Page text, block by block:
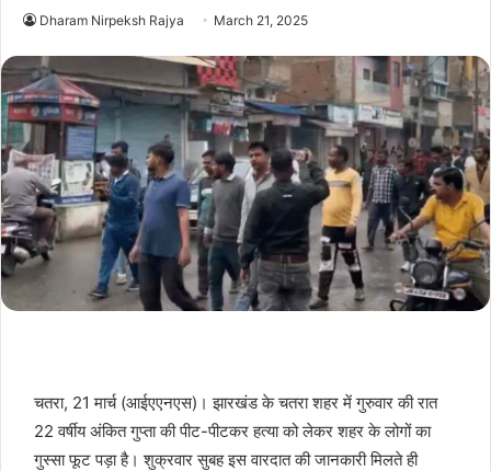
Dharam Nirpeksh Rajya March 21, 2025
चतरा, 21 मार्च (आईएएनएस)। झारखंड के चतरा शहर में गुरुवार की रात
22 वर्षीय अंकित गुप्ता की पीट-पीटकर हत्या को लेकर शहर के लोगों का
गुस्सा फूट पड़ा है। शुक्रवार सुबह इस वारदात की जानकारी मिलते ही